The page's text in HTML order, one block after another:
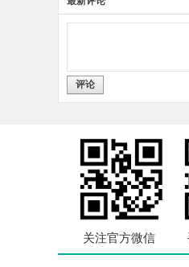
评论
关注官方微信